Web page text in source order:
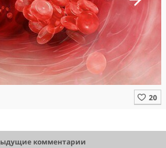
комментарии